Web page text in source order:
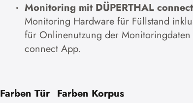
Monitoring mit DÜPERTHAL connect
Monitoring Hardware für Füllstand
für Onlinenutzung der Monitoringdaten
connect App.
Farben Tür Farben Korpus